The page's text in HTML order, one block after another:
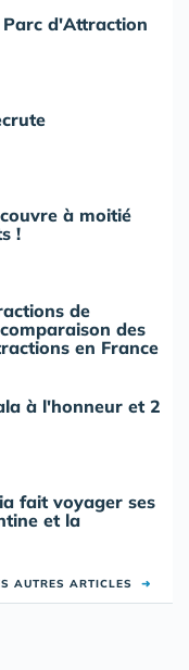
d'Attraction
à moitié
!
de
des
en France
à l'honneur et 2
fait voyager ses
et la
AUTRES ARTICLES ➜